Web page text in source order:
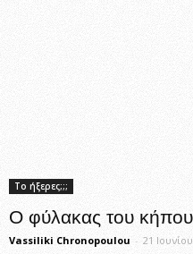
Το ήξερες;;;
Ο φύλακας του
Vassiliki Chronopoulou - 21